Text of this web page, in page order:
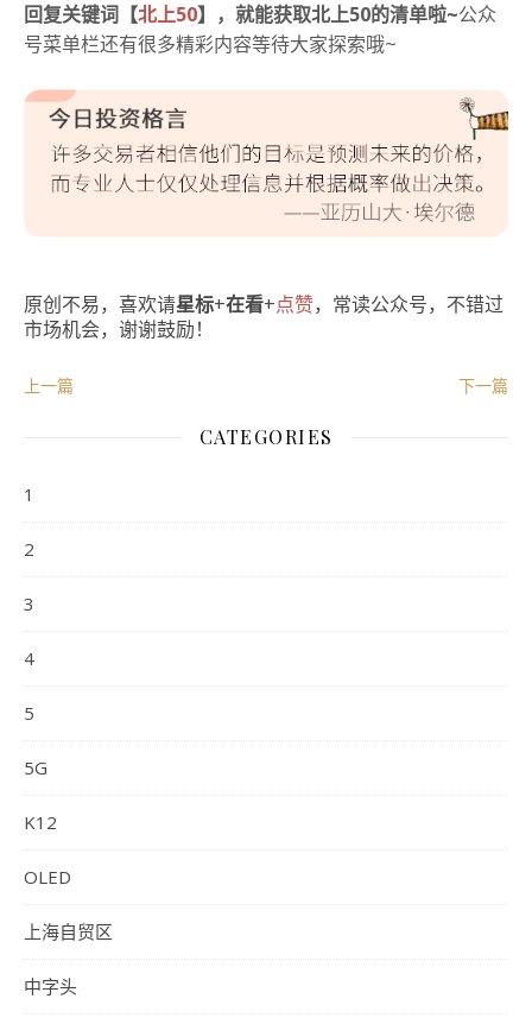
回复关键词【北上50】，就能获取北上50的清单啦~公众
号菜单栏还有很多精彩内容等待大家探索哦~
原创不易，喜欢请星标+在看+点赞，常读公众号，不错过
市场机会，谢谢鼓励！
上一篇 下一篇
CATEGORIES
1
2
3
4
5
5G
K12
OLED
上海自贸区
中字头